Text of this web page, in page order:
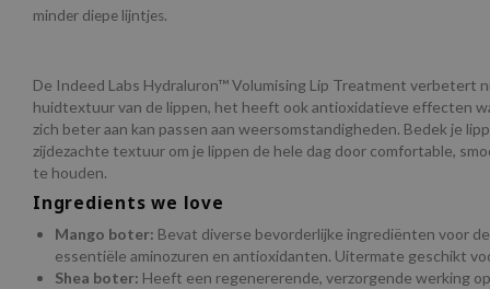
minder diepe lijntjes.
De Indeed Labs Hydraluron™ Volumising Lip Treatment verbetert
huidtextuur van de lippen, het heeft ook antioxidatieve effecten
zich beter aan kan passen aan weersomstandigheden. Bedek je
zijdezachte textuur om je lippen de hele dag door comfortable,
te houden.
Ingredients we love
Mango boter: Bevat diverse bevorderlijke ingrediënten voor
essentiële aminozuren en antioxidanten. Uitermate geschikt
Shea boter: Heeft een regenererende, verzorgende werking